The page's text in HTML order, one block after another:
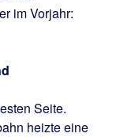
im Vorjahr:
Seite.
heizte eine